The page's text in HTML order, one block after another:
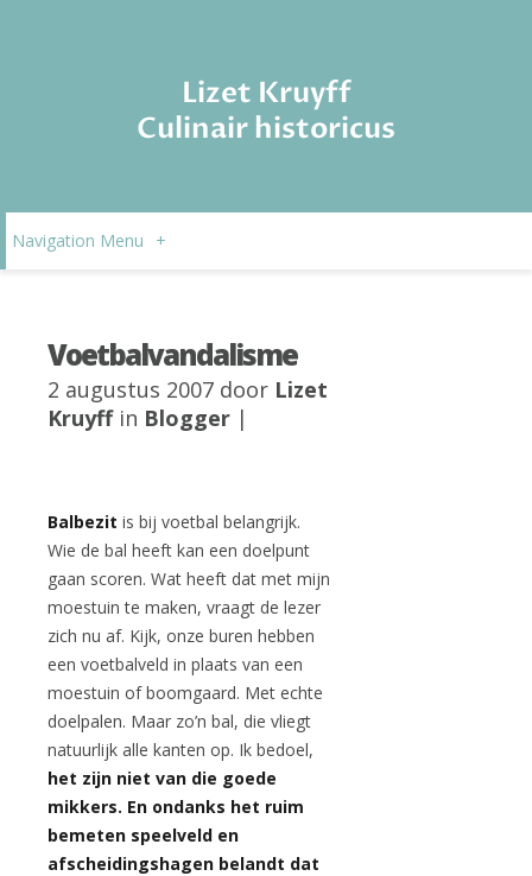
Lizet Kruyff
Culinair historicus
Navigation Menu +
Voetbalvandalisme
2 augustus 2007 door Lizet
Kruyffin Blogger |
Balbezit is bij voetbal belangrijk.
Wie de bal heeft kan een doelpunt
gaan scoren. Wat heeft dat met mijn
moestuin te maken, vraagt de lezer
zich nu af. Kijk, onze buren hebben
een voetbalveld in plaats van een
moestuin of boomgaard. Met echte
doelpalen. Maar zo’n bal, die vliegt
natuurlijk alle kanten op. Ik bedoel,
het zijn niet van die goede
mikkers. En ondanks het ruim
bemeten speelveld en
afscheidingshagen belandt dat